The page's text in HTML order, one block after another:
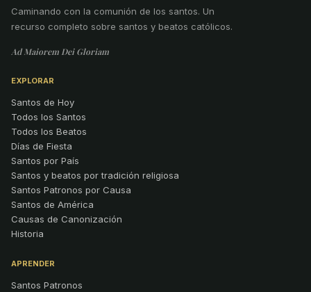
Caminando con la comunión de los santos. Un
recurso completo sobre santos y beatos católicos.
Ad Maiorem Dei Gloriam
EXPLORAR
Santos de Hoy
Todos los Santos
Todos los Beatos
Días de Fiesta
Santos por País
Santos y beatos por tradición religiosa
Santos Patronos por Causa
Santos de América
Causas de Canonización
Historia
APRENDER
Santos Patronos